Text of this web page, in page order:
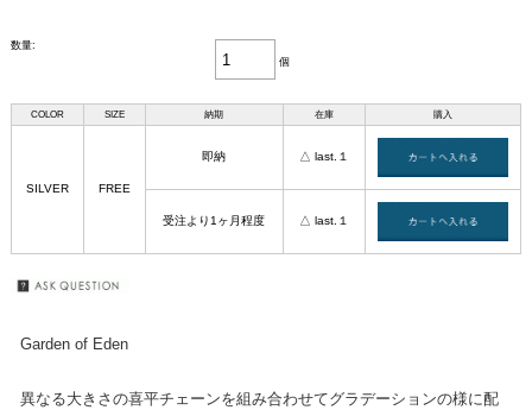
数量:
個
COLOR SIZE 納期 在庫 購入
SILVER FREE
即納 △ last.１
受注より1ヶ月程度 △ last.１
Garden of Eden
異なる大きさの喜平チェーンを組み合わせてグラデーションの様に配